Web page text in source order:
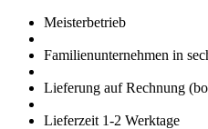
Meister­betrieb
Familien­unter­nehmen in
Lieferung auf Rech­nung
Liefer­zeit 1-2 Werk­tage